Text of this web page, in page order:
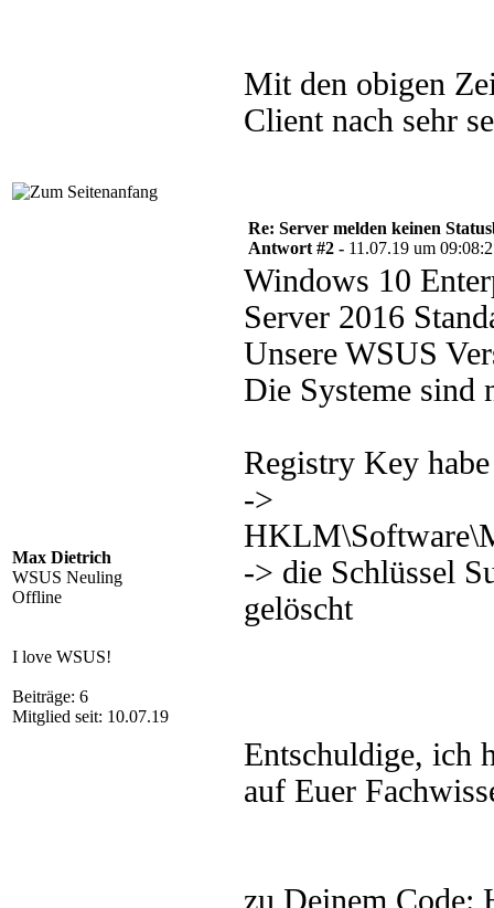
Mit den obigen
Client nach sehr
Max Dietrich
WSUS Neuling
Offline
I love WSUS!
Beiträge: 6
Mitglied seit: 10.07.19
Re: Server melden keinen
Antwort #2 - 11.07.19 um
Windows 10
Server 2016
Unsere WSUS
Die Systeme sind
Registry Key
->
-> die Schlüssel
gelöscht
Entschuldige, ich
auf Euer
zu Deinem Code: